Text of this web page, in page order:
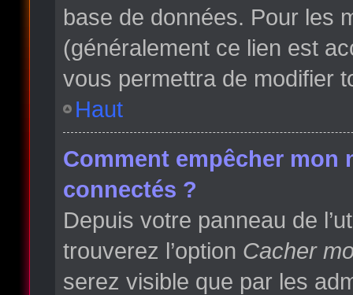
base de données. Pour les
(généralement ce lien est
vous permettra de modifier
Haut
Comment empêcher mon
connectés ?
Depuis votre panneau de
trouverez l’option Cacher
serez visible que par les